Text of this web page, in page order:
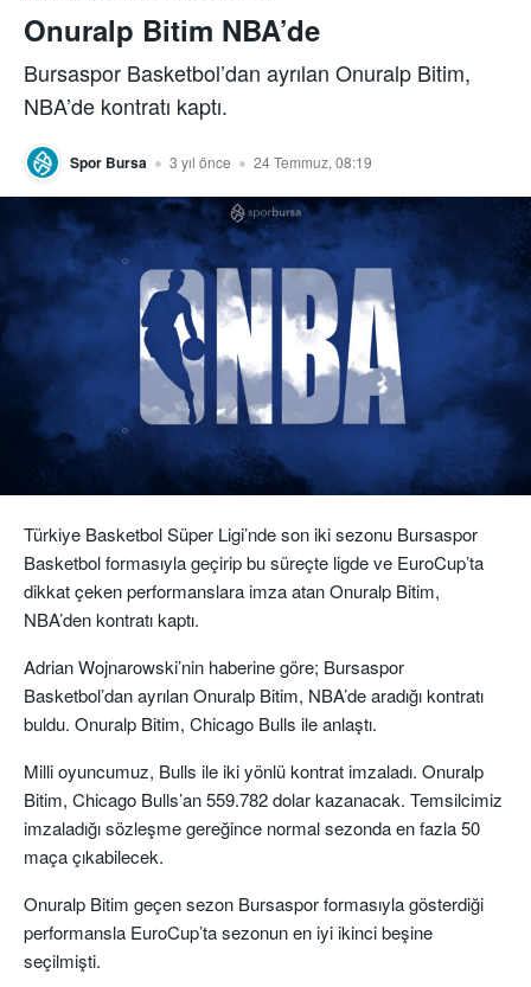
Onuralp Bitim NBA’de
Bursaspor Basketbol’dan ayrılan Onuralp Bitim,
NBA’de kontratı kaptı.
Spor Bursa 3 yıl önce 24 Temmuz, 08:19
Türkiye Basketbol Süper Ligi’nde son iki sezonu Bursaspor
Basketbol formasıyla geçirip bu süreçte ligde ve EuroCup’ta
dikkat çeken performanslara imza atan Onuralp Bitim,
NBA’den kontratı kaptı.
Adrian Wojnarowski’nin haberine göre; Bursaspor
Basketbol’dan ayrılan Onuralp Bitim, NBA’de aradığı kontratı
buldu. Onuralp Bitim, Chicago Bulls ile anlaştı.
Milli oyuncumuz, Bulls ile iki yönlü kontrat imzaladı. Onuralp
Bitim, Chicago Bulls’an 559.782 dolar kazanacak. Temsilcimiz
imzaladığı sözleşme gereğince normal sezonda en fazla 50
maça çıkabilecek.
Onuralp Bitim geçen sezon Bursaspor formasıyla gösterdiği
performansla EuroCup’ta sezonun en iyi ikinci beşine
seçilmişti.